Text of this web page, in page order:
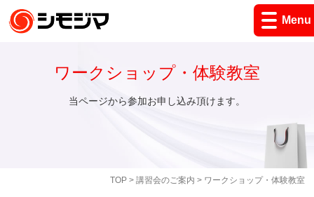
Menu
TOP> 講習会のご案内 > ワークショップ・体験教室
ワークショップ・体験教室
当ページから参加お申し込み頂けます。